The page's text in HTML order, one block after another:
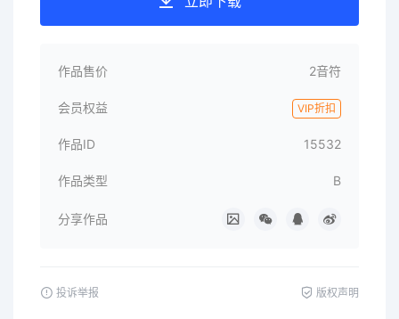
作品售价 2音符
会员权益 VIP折扣
作品ID 15532
作品类型 B
分享作品
投诉举报 版权声明